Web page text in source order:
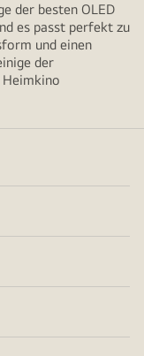
der besten OLED
es passt perfekt zu
und einen
der
Heimkino